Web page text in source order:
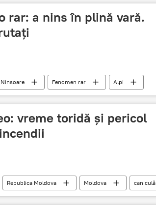
rar: a nins în plină vară.
Ninsoare Fenomen rar Alpi
vreme toridă şi pericol
Republica Moldova Moldova caniculă